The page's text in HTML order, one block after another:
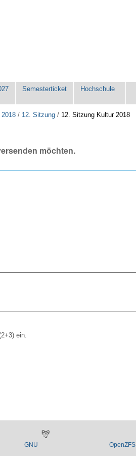
Semesterticket Hochschule
2018 / 12. Sitzung / 12. Sitzung Kultur 2018
möchten.
ein.
GNU OpenZFS